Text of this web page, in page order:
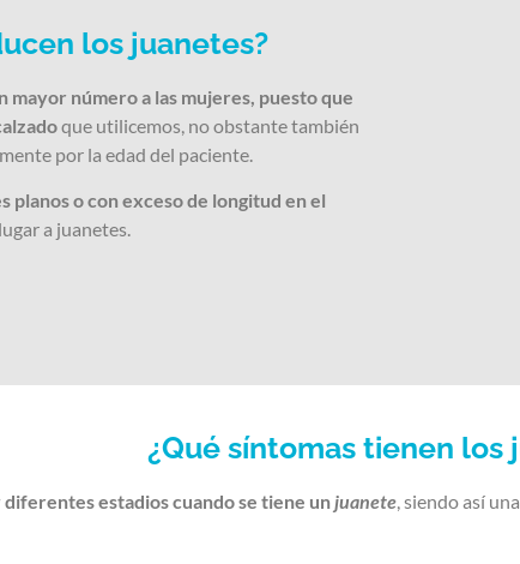
los juanetes?
mayor número a las mujeres, puesto que
que utilicemos, no obstante también
por la edad del paciente.
planos o con exceso de longitud en el
a juanetes.
¿Qué síntomas tienen los
diferentes estadios cuando se tiene un juanete , siendo así